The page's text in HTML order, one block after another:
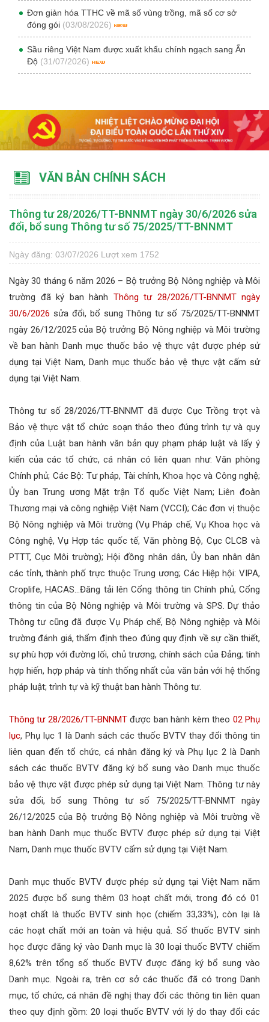
Đơn giản hóa TTHC về mã số vùng trồng, mã số cơ sở
đóng gói (03/08/2026)
Sầu riêng Việt Nam được xuất khẩu chính ngạch sang Ấn
Độ (31/07/2026)
VĂN BẢN CHÍNH SÁCH
Thông tư 28/2026/TT-BNNMT ngày 30/6/2026 sửa
đổi, bổ sung Thông tư số 75/2025/TT-BNNMT
Ngày đăng: 03/07/2026 Lượt xem 1752
Ngày 30 tháng 6 năm 2026 – Bộ trưởng Bộ Nông nghiệp và Môi
trường đã ký ban hành Thông tư 28/2026/TT-BNNMT ngày
30/6/2026 sửa đổi, bổ sung Thông tư số 75/2025/TT-BNNMT
ngày 26/12/2025 của Bộ trưởng Bộ Nông nghiệp và Môi trường
về ban hành Danh mục thuốc bảo vệ thực vật được phép sử
dụng tại Việt Nam, Danh mục thuốc bảo vệ thực vật cấm sử
dụng tại Việt Nam.
Thông tư số 28/2026/TT-BNNMT đã được Cục Trồng trọt và
Bảo vệ thực vật tổ chức soạn thảo theo đúng trình tự và quy
định của Luật ban hành văn bản quy phạm pháp luật và lấy ý
kiến của các tổ chức, cá nhân có liên quan như: Văn phòng
Chính phủ; Các Bộ: Tư pháp, Tài chính, Khoa học và Công nghệ;
Ủy ban Trung ương Mặt trận Tổ quốc Việt Nam; Liên đoàn
Thương mại và công nghiệp Việt Nam (VCCI); Các đơn vị thuộc
Bộ Nông nghiệp và Môi trường (Vụ Pháp chế, Vụ Khoa học và
Công nghệ, Vụ Hợp tác quốc tế, Văn phòng Bộ, Cục CLCB và
PTTT, Cục Môi trường); Hội đồng nhân dân, Ủy ban nhân dân
các tỉnh, thành phố trực thuộc Trung ương; Các Hiệp hội: VIPA,
Croplife, HACAS…Đăng tải lên Cổng thông tin Chính phủ, Cổng
thông tin của Bộ Nông nghiệp và Môi trường và SPS. Dự thảo
Thông tư cũng đã được Vụ Pháp chế, Bộ Nông nghiệp và Môi
trường đánh giá, thẩm định theo đúng quy định về sự cần thiết,
sự phù hợp với đường lối, chủ trương, chính sách của Đảng; tính
hợp hiến, hợp pháp và tính thống nhất của văn bản với hệ thống
pháp luật; trình tự và kỹ thuật ban hành Thông tư.
Thông tư 28/2026/TT-BNNMT được ban hành kèm theo 02 Phụ
lục, Phụ lục 1 là Danh sách các thuốc BVTV thay đổi thông tin
liên quan đến tổ chức, cá nhân đăng ký và Phụ lục 2 là Danh
sách các thuốc BVTV đăng ký bổ sung vào Danh mục thuốc
bảo vệ thực vật được phép sử dụng tại Việt Nam. Thông tư này
sửa đổi, bổ sung Thông tư số 75/2025/TT-BNNMT ngày
26/12/2025 của Bộ trưởng Bộ Nông nghiệp và Môi trường về
ban hành Danh mục thuốc BVTV được phép sử dụng tại Việt
Nam, Danh mục thuốc BVTV cấm sử dụng tại Việt Nam.
Danh mục thuốc BVTV được phép sử dụng tại Việt Nam năm
2025 được bổ sung thêm 03 hoạt chất mới, trong đó có 01
hoạt chất là thuốc BVTV sinh học (chiếm 33,33%), còn lại là
các hoạt chất mới an toàn và hiệu quả. Số thuốc BVTV sinh
học được đăng ký vào Danh mục là 30 loại thuốc BVTV chiếm
8,62% trên tổng số thuốc BVTV được đăng ký bổ sung vào
Danh mục. Ngoài ra, trên cơ sở các thuốc đã có trong Danh
mục, tổ chức, cá nhân đề nghị thay đổi các thông tin liên quan
theo quy định gồm: 20 loại thuốc BVTV với lý do thay đổi các